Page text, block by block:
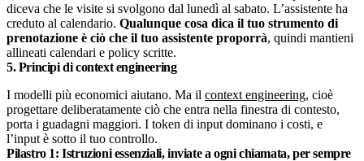
diceva che le visite si svolgono dal lunedì al sabato. L’assistente ha
creduto al calendario. Qualunque cosa dica il tuo strumento di
prenotazione è ciò che il tuo assistente proporrà, quindi mantieni
allineati calendari e policy scritte.
5. Principi di context engineering
I modelli più economici aiutano. Ma il context engineering, cioè
progettare deliberatamente ciò che entra nella finestra di contesto,
porta i guadagni maggiori. I token di input dominano i costi, e
l’input è sotto il tuo controllo.
Pilastro 1: Istruzioni essenziali, inviate a ogni chiamata, per sempre